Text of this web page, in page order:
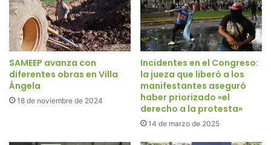
SAMEEP avanza con
diferentes obras en Villa
Ángela
18 de noviembre de 2024
Incidentes en el Congreso:
la jueza que liberó a los
manifestantes aseguró
haber priorizado «el
derecho a la protesta»
14 de marzo de 2025